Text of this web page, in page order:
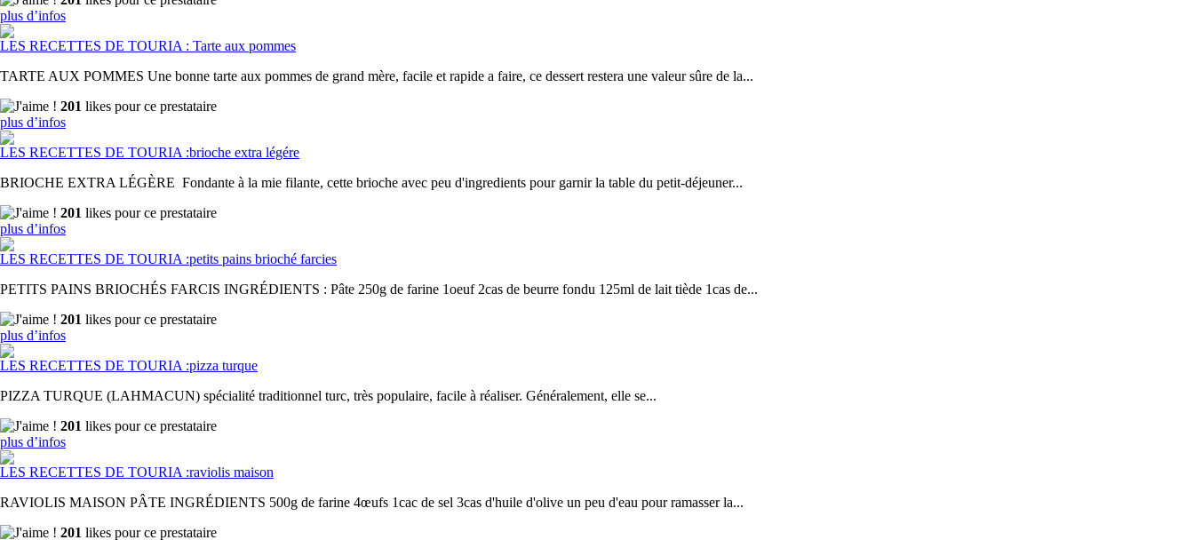
plus d’infos
LES RECETTES DE TOURIA : Tarte aux pommes
TARTE AUX POMMES Une bonne tarte aux pommes de grand mère, facile et rapide a faire, ce dessert restera une valeur sûre de la...
201 likes pour ce prestataire
plus d’infos
LES RECETTES DE TOURIA :brioche extra légére
BRIOCHE EXTRA LÉGÈRE Fondante à la mie filante, cette brioche avec peu d'ingredients pour garnir la table du petit-déjeuner...
201 likes pour ce prestataire
plus d’infos
LES RECETTES DE TOURIA :petits pains brioché farcies
PETITS PAINS BRIOCHÉS FARCIS INGRÉDIENTS : Pâte 250g de farine 1oeuf 2cas de beurre fondu 125ml de lait tiède 1cas de...
201 likes pour ce prestataire
plus d’infos
LES RECETTES DE TOURIA :pizza turque
PIZZA TURQUE (LAHMACUN) spécialité traditionnel turc, très populaire, facile à réaliser. Généralement, elle se...
201 likes pour ce prestataire
plus d’infos
LES RECETTES DE TOURIA :raviolis maison
RAVIOLIS MAISON PÂTE INGRÉDIENTS 500g de farine 4œufs 1cac de sel 3cas d'huile d'olive un peu d'eau pour ramasser la...
201 likes pour ce prestataire